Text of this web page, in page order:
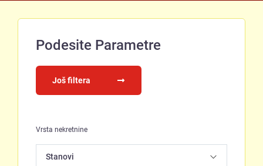
Podesite Parametre
Još filtera
Vrsta nekretnine